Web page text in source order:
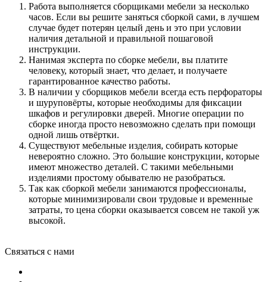
Работа выполняется сборщиками мебели за несколько
часов. Если вы решите заняться сборкой сами, в лучшем
случае будет потерян целый день и это при условии
наличия детальной и правильной пошаговой
инструкции.
Нанимая эксперта по сборке мебели, вы платите
человеку, который знает, что делает, и получаете
гарантированное качество работы.
В наличии у сборщиков мебели всегда есть перфораторы
и шуруповёрты, которые необходимы для фиксации
шкафов и регулировки дверей. Многие операции по
сборке иногда просто невозможно сделать при помощи
одной лишь отвёртки.
Существуют мебельные изделия, собирать которые
невероятно сложно. Это большие конструкции, которые
имеют множество деталей. С такими мебельными
изделиями простому обывателю не разобраться.
Так как сборкой мебели занимаются профессионалы,
которые минимизировали свои трудовые и временные
затраты, то цена сборки оказывается совсем не такой уж
высокой.
Связаться с нами